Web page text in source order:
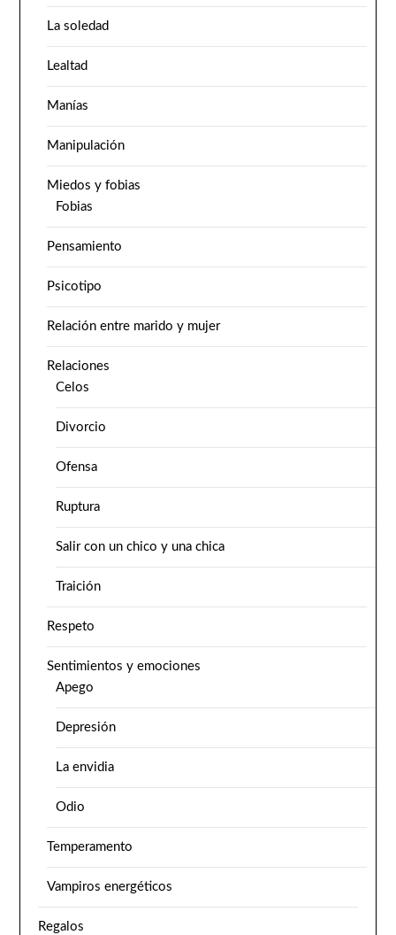
La soledad
Lealtad
Manías
Manipulación
Miedos y fobias
Fobias
Pensamiento
Psicotipo
Relación entre marido y mujer
Relaciones
Celos
Divorcio
Ofensa
Ruptura
Salir con un chico y una chica
Traición
Respeto
Sentimientos y emociones
Apego
Depresión
La envidia
Odio
Temperamento
Vampiros energéticos
Regalos